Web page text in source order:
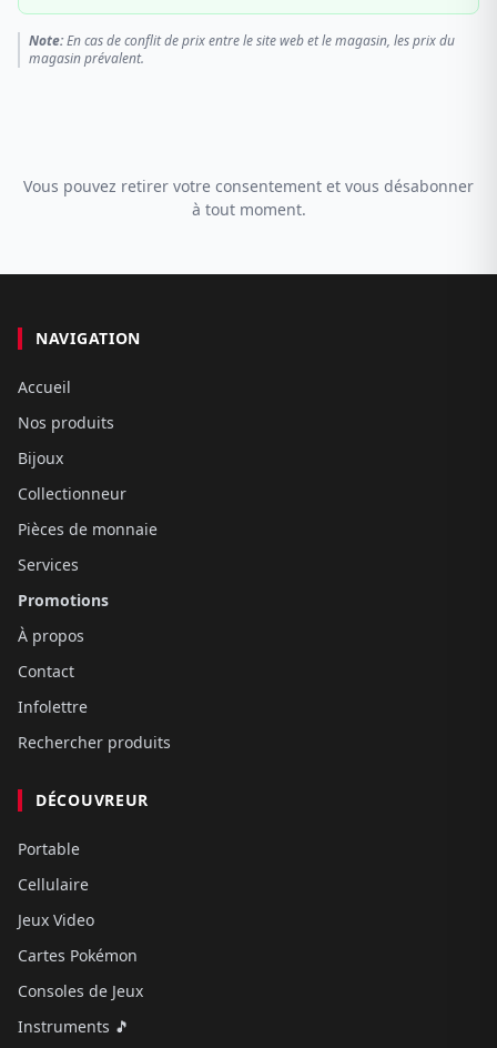
Note:En cas de conflit de prix entre le site web et le magasin, les prix du
magasin prévalent.
Vous pouvez retirer votre consentement et vous désabonner
à tout moment.
NAVIGATION
Accueil
Nos produits
Bijoux
Collectionneur
Pièces de monnaie
Services
Promotions
À propos
Contact
Infolettre
Rechercher produits
DÉCOUVREUR
Portable
Cellulaire
Jeux Video
Cartes Pokémon
Consoles de Jeux
Instruments 🎵